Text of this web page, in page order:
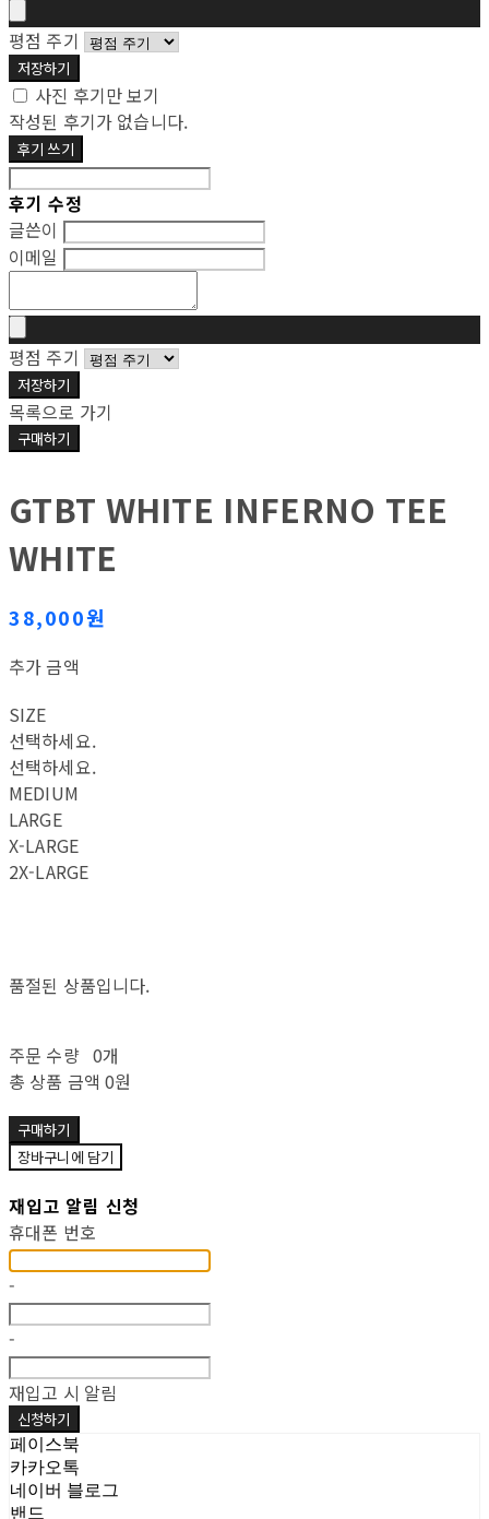
평점 주기
저장하기
사진 후기만 보기
작성된 후기가 없습니다.
후기 쓰기
후기 수정
글쓴이
이메일
평점 주기
저장하기
목록으로 가기
구매하기
GTBT WHITE INFERNO TEE
WHITE
38,000원
추가 금액
SIZE
선택하세요.
선택하세요.
MEDIUM
LARGE
X-LARGE
2X-LARGE
품절된 상품입니다.
주문 수량 0개
총 상품 금액 0원
구매하기
장바구니에 담기
재입고 알림 신청
휴대폰 번호
-
-
재입고 시 알림
신청하기
페이스북
카카오톡
네이버 블로그
밴드